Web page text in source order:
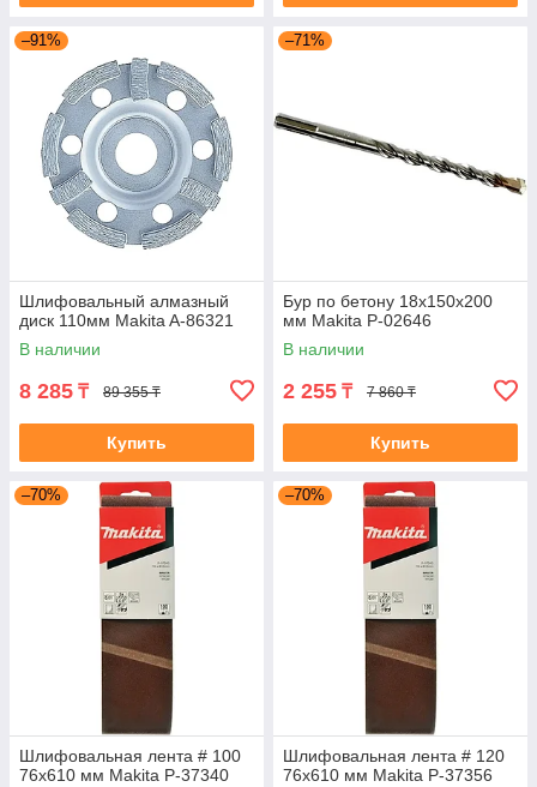
–91%
Шлифовальный алмазный
диск 110мм Makita A-86321
В наличии
8 285 ₸ 89 355 ₸
Купить
–71%
Бур по бетону 18x150x200
мм Makita P-02646
В наличии
2 255 ₸ 7 860 ₸
Купить
–70%
Шлифовальная лента # 100
76x610 мм Makita P-37340
–70%
Шлифовальная лента # 120
76x610 мм Makita P-37356